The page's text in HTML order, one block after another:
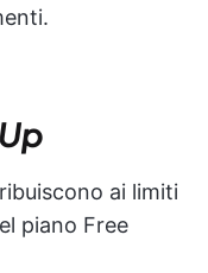
ai limiti
piano Free